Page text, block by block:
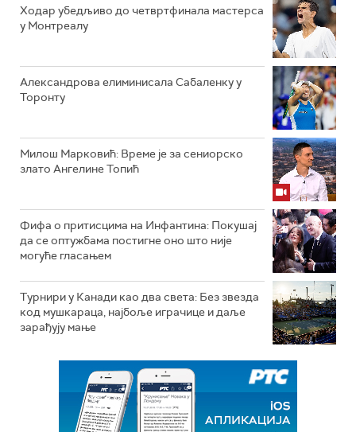
Ходар убедљиво до четвртфинала мастерса
у Монтреалу
Александрова елиминисала Сабаленку у
Торонту
Милош Марковић: Време је за сениорско
злато Ангелине Топић
Фифа о притисцима на Инфантина: Покушај
да се оптужбама постигне оно што није
могуће гласањем
Турнири у Канади као два света: Без звезда
код мушкараца, најбоље играчице и даље
зарађују мање